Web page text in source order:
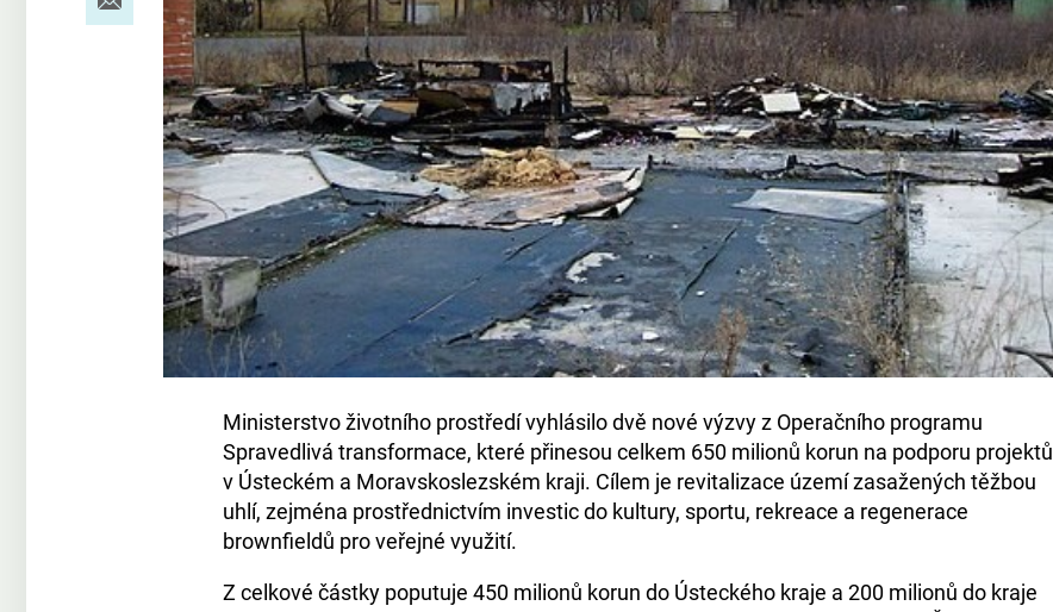
Ministerstvo životního prostředí vyhlásilo dvě nové výzvy z Operačního programu
Spravedlivá transformace, které přinesou celkem 650 milionů korun na podporu projektů
v Ústeckém a Moravskoslezském kraji. Cílem je revitalizace území zasažených těžbou
uhlí, zejména prostřednictvím investic do kultury, sportu, rekreace a regenerace
brownfieldů pro veřejné využití.
Z celkové částky poputuje 450 milionů korun do Ústeckého kraje a 200 milionů do kraje